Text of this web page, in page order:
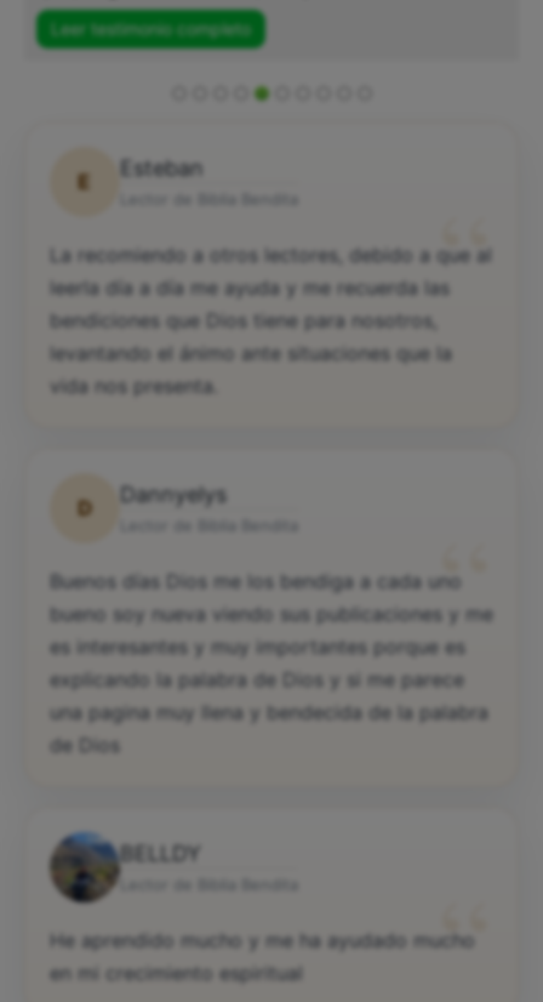
Leer testimonio completo
E
Esteban
“
La recomiendo a otros lectores, debido a que al
leerla día a día me ayuda y me recuerda las
bendiciones que Dios tiene para nosotros,
levantando el ánimo ante situaciones que la
vida nos presenta.
D
Dannyelys
“
Buenos días Dios me los bendiga a cada uno
bueno soy nueva viendo sus publicaciones y me
es interesantes y muy importantes porque es
explicando la palabra de Dios y si me parece
una pagina muy llena y bendecida de la palabra
de Dios
BELLDY
“
He aprendido mucho y me ha ayudado mucho
en mi crecimiento espiritual